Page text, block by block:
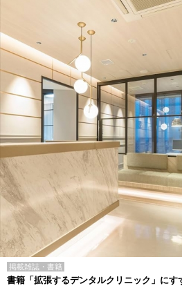
掲載雑誌・書籍
書籍「拡張するデンタルクリニック」にす